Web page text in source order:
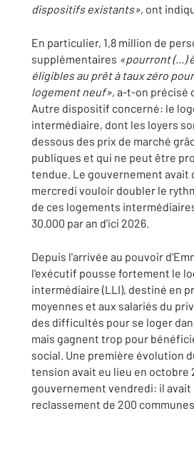
dispositifs existants», ont
En particulier, 1,8 million de
supplémentaires «pourront (...)
éligibles au prêt à taux zéro
logement neuf», a-t-on précisé
Autre dispositif concerné: le
intermédiaire, dont les loyers
dessous des prix de marché
publiques et qui ne peut être
tendue. Le gouvernement avait
mercredi vouloir doubler le
de ces logements
30.000 par an d'ici 2026.
Depuis l'arrivée au pouvoir
l'exécutif pousse fortement le
intermédiaire (LLI), destiné en
moyennes et aux salariés du
des difficultés pour se loger
mais gagnent trop pour
social. Une première évolution
tension avait eu lieu en octobre
gouvernement vendredi: il avait
reclassement de 200